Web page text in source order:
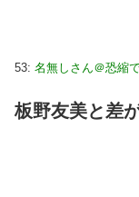
53: 名無しさん＠恐縮
板野友美と差